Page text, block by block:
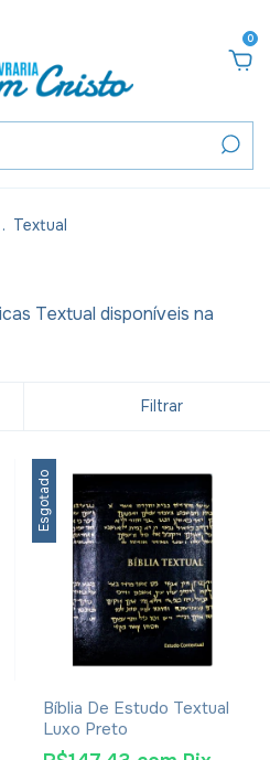
0
. Textual
Textual disponíveis na
Filtrar
Esgotado
Bíblia De Estudo Textual
Luxo Preto